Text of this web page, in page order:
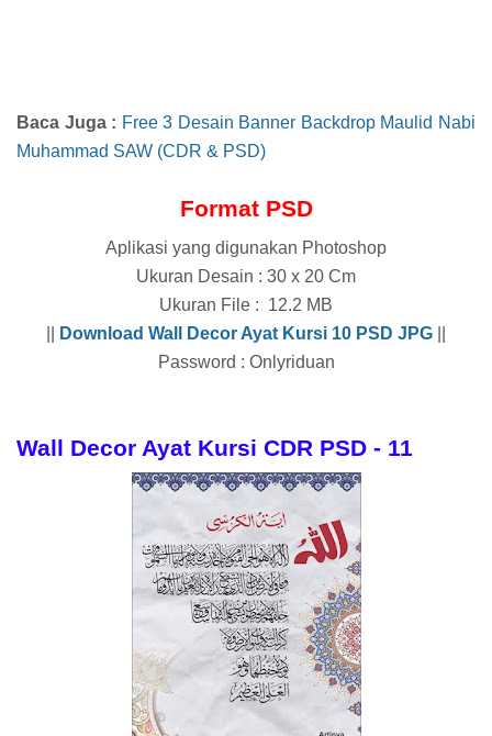
Baca Juga : Free 3 Desain Banner Backdrop Maulid Nabi
Muhammad SAW (CDR & PSD)
Format PSD
Aplikasi yang digunakan Photoshop
Ukuran Desain : 30 x 20 Cm
Ukuran File : 12.2 MB
Download Wall Decor Ayat Kursi 10 PSD JPG
Password : Onlyriduan
Wall Decor Ayat Kursi CDR PSD - 11